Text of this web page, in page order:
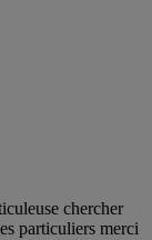
chercher
particuliers merci